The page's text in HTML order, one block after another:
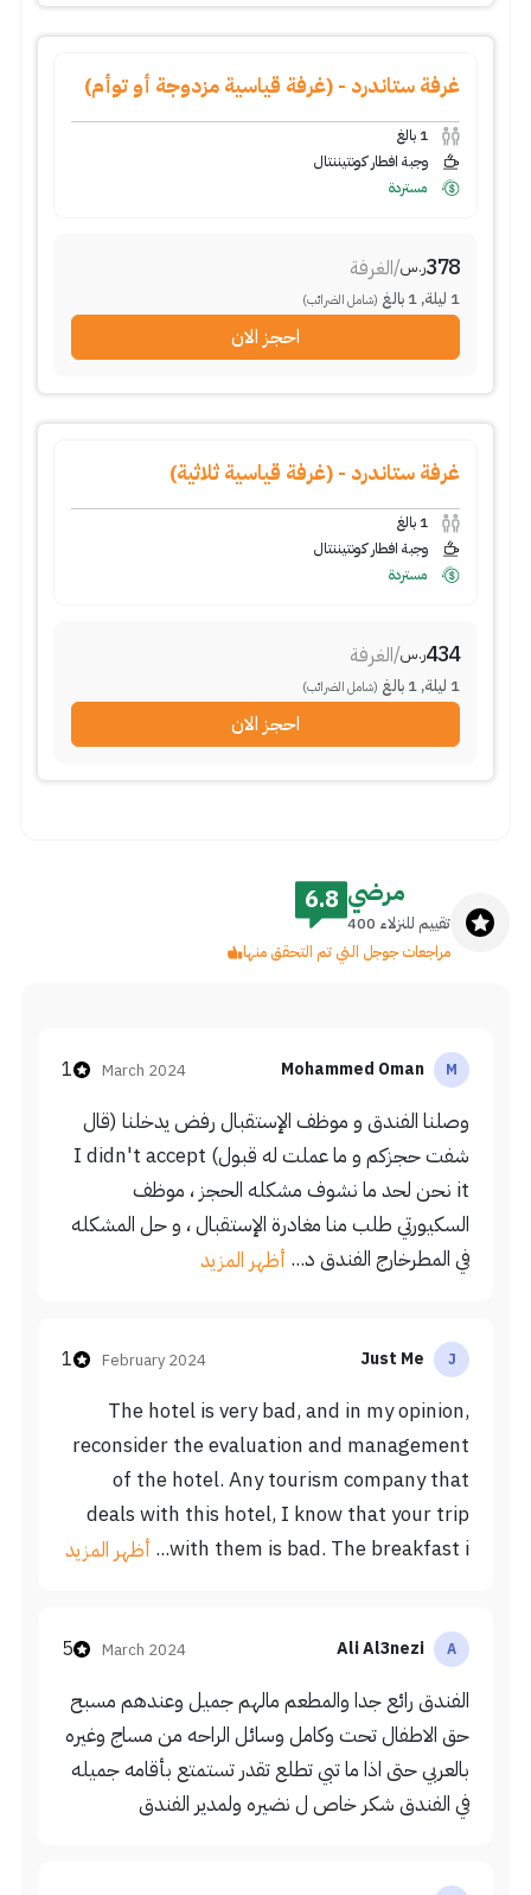
غرفة ستاندرد - (غرفة قياسية مزدوجة أو توأم)
1 بالغ
وجبة افطار كونتيننتال
مستردة
378ر.س/الغرفة
1 ليلة,
1 بالغ (شامل الضرائب)
احجز الان
غرفة ستاندرد - (غرفة قياسية ثلاثية)
1 بالغ
وجبة افطار كونتيننتال
مستردة
434ر.س/الغرفة
1 ليلة,
1 بالغ (شامل الضرائب)
احجز الان
مرضي
تقييم للنزلاء 400
6.8
مراجعات جوجل التي تم التحقق منها
M
Mohammed Oman
March 2024
1
وصلنا الفندق و موظف الإستقبال رفض يدخلنا (قال
شفت حجزكم و ما عملت له قبول) I didn't accept
it نحن لحد ما نشوف مشكله الحجز ، موظف
السكيورتي طلب منا مغادرة الإستقبال ، و حل المشكله
في المطرخارج الفندق د... أظهر المزيد
J
Just Me
February 2024
1
The hotel is very bad, and in my opinion,
reconsider the evaluation and management
of the hotel. Any tourism company that
deals with this hotel, I know that your trip
with them is bad. The breakfast i...
أظهر المزيد
A
Ali Al3nezi
March 2024
5
الفندق رائع جدا والمطعم مالهم جميل وعندهم مسبح
حق الاطفال تحت وكامل وسائل الراحه من مساج وغيره
بالعربي حتى اذا ما تبي تطلع تقدر تستمتع بأقامه جميله
في الفندق شكر خاص ل نضيره ولمدير الفندق